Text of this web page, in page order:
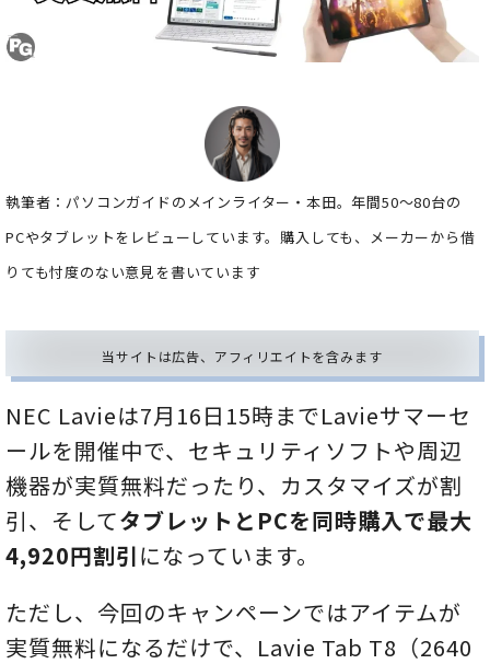
執筆者：パソコンガイドのメインライター・本田。年間50～80台の
PCやタブレットをレビューしています。購入しても、メーカーから借
りても忖度のない意見を書いています
当サイトは広告、アフィリエイトを含みます
NEC Lavieは7月16日15時までLavieサマーセ
ールを開催中で、セキュリティソフトや周辺
機器が実質無料だったり、カスタマイズが割
引、そしてタブレットとPCを同時購入で最大
4,920円割引になっています。
ただし、今回のキャンペーンではアイテムが
実質無料になるだけで、Lavie Tab T8（2640